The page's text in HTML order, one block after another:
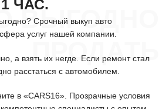
ВЫГОДНО
ПРОДАТЬ
1 ЧАС.
Срочный выкуп авто
услуг нашей компании.
а взять их негде. Если ремонт стал
расстаться с автомобилем.
в «CARS16». Прозрачные условия